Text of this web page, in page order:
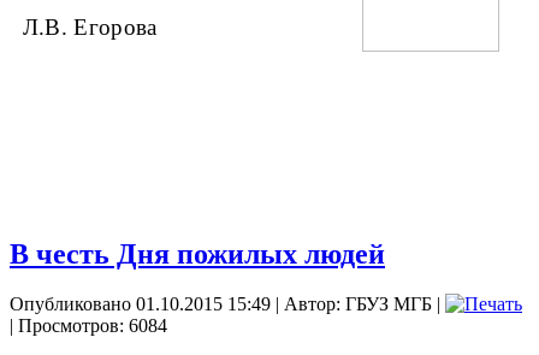
Л.В. Егорова
В честь Дня пожилых людей
Опубликовано 01.10.2015 15:49 | Автор: ГБУЗ МГБ |
| Просмотров: 6084